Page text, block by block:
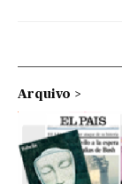
Arquivo